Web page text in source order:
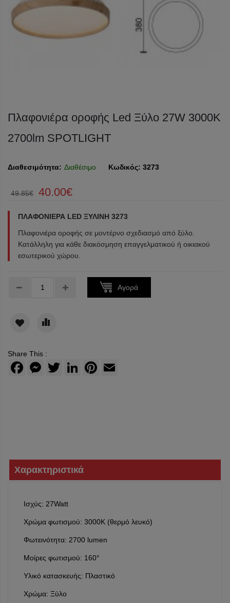
Πλαφονιέρα οροφής Led Ξύλο 27W 3000K
2700lm SPOTLIGHT
Διαθεσιμότητα: Διαθέσιμο Κωδικός: 3273
49.85€ 40.00€
ΠΛΑΦΟΝΙΕΡΑ LED ΞΥΛΙΝΗ 3273
Πλαφονιέρα οροφής σε μοντέρνο σχεδιασμό από ξύλο.
Κατάλληλη για κάθε διακόσμηση επαγγελματικού ή οικιακού
εσωτερικού χώρου.
Αγορά
Share This :
FacebookMessenger
Twitter LinkedInPinterest
Χαρακτηριστικά
Ισχύς: 27Watt
Χρώμα φωτισμού: 3000K (θερμό λευκό)
Φωτεινότητα: 2700 lumen
Μοίρες φωτισμού: 160°
Υλικό κατασκευής: Πλαστικό
Χρώμα: Ξύλο